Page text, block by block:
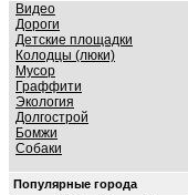
Видео
Дороги
Детские площадки
Колодцы (люки)
Мусор
Граффити
Экология
Долгострой
Бомжи
Собаки
Популярные города